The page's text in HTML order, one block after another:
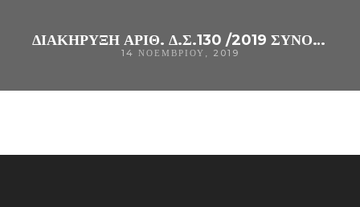
ΔΙΑΚΗΡΥΞΗ ΑΡΙΘ. Δ.Σ.130 /2019 ΣΥΝΟΠΤΙΚΟΥ ΔΙΑΓΩΝΙΣΜΟΥ ΓΙΑ ΑΝΆΔΕΙΞΗ ΑΝΑΔΌΧΟΥ ΓΙΑ ΠΡΟΜΉΘΕΙΑ «ΙΑΤΡΙΚΩΝ ΑΕΡΙΩΝ» (CPV 24111500-0),
14 ΝΟΕΜΒΡΊΟΥ, 2019